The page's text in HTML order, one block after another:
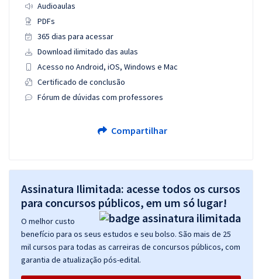
Audioaulas
PDFs
365 dias para acessar
Download ilimitado das aulas
Acesso no Android, iOS, Windows e Mac
Certificado de conclusão
Fórum de dúvidas com professores
Compartilhar
Assinatura Ilimitada: acesse todos os cursos
para concursos públicos, em um só lugar!
O melhor custo
benefício para os seus estudos e seu bolso. São mais de 25
mil cursos para todas as carreiras de concursos públicos, com
garantia de atualização pós-edital.